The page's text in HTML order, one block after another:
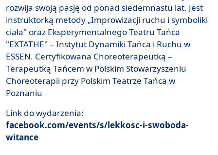
rozwija swoją pasję od ponad siedemnastu lat. Jest
instruktorką metody „Improwizacji ruchu i symboliki
ciała" oraz Eksperymentalnego Teatru Tańca
"EXTATHE" – Instytut Dynamiki Tańca i Ruchu w
ESSEN. Certyfikowana Choreoterapeutką –
Terapeutką Tańcem w Polskim Stowarzyszeniu
Choreoterapii przy Polskim Teatrze Tańca w
Poznaniu
Link do wydarzenia:
facebook.com/events/s/lekkosc-i-swoboda-
witance